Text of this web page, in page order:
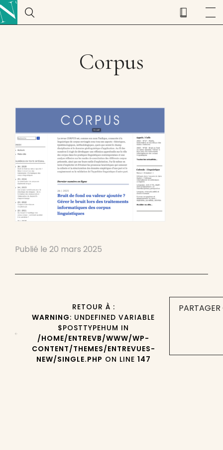
Corpus
Publié le 20 mars 2025
RETOUR À :
WARNING: UNDEFINED VARIABLE
$POSTTYPEHUM IN
/HOME/ENTREVB/WWW/WP-
CONTENT/THEMES/ENTREVUES-
NEW/SINGLE.PHP ON LINE 147